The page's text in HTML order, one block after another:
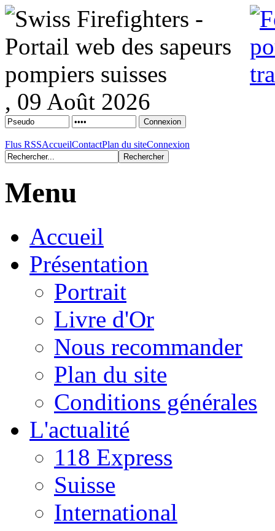
, 09 Août 2026
Flus RSSAccueilContactPlan du siteConnexion
Menu
Accueil
Présentation
Portrait
Livre d'Or
Nous recommander
Plan du site
Conditions générales
L'actualité
118 Express
Suisse
International